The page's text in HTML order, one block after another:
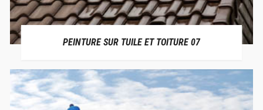
PEINTURE SUR TUILE ET TOITURE 07